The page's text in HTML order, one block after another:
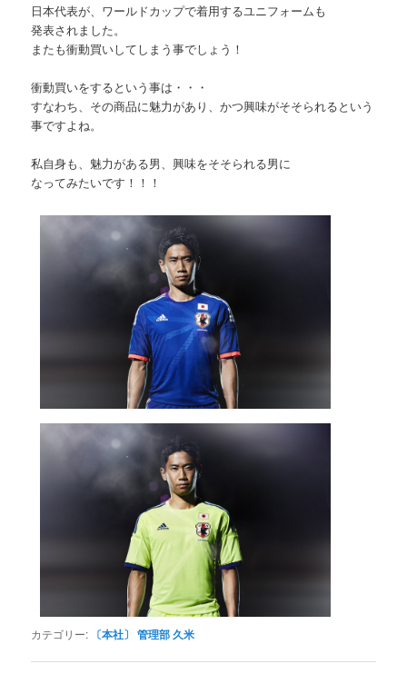
日本代表が、ワールドカップで着用するユニフォームも
発表されました。
またも衝動買いしてしまう事でしょう！
衝動買いをするという事は・・・
すなわち、その商品に魅力があり、かつ興味がそそられるという
事ですよね。
私自身も、魅力がある男、興味をそそられる男に
なってみたいです！！！
カテゴリー: 〔本社〕 管理部 久米